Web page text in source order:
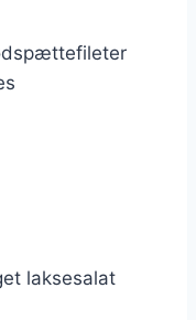
laksesalat